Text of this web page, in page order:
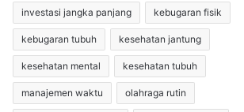
investasi jangka panjang kebugaran fisik
kebugaran tubuh kesehatan jantung
kesehatan mental kesehatan tubuh
manajemen waktu olahraga rutin